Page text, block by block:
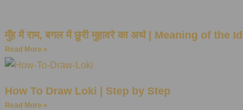
मुँह में राम, बगल में छुरी मुहावरे का अर्थ | Meaning of
Read More »
How To Draw Loki | Step by Step
Read More »